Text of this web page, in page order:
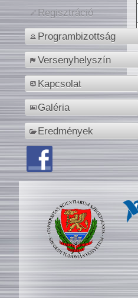
Regisztráció
Programbizottság
Versenyhelyszín
Kapcsolat
Galéria
Eredmények